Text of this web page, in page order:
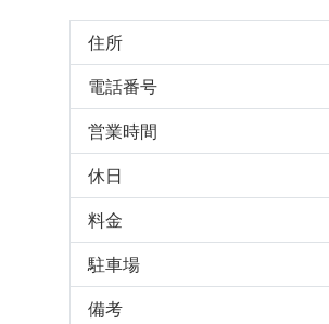
住所
電話番号
営業時間
休日
料金
駐車場
備考